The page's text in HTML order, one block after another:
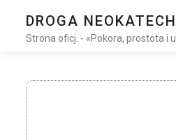
DROGA
Strona oficj. - «Pokora, prostota i